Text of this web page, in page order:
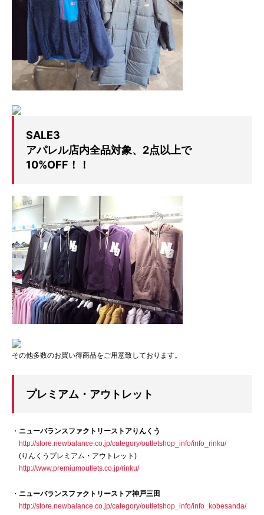
SALE3
アパレル店内全品対象、2点以上で
10%OFF！！
その他多数のお買い得商品をご用意致しております。
プレミアム・アウトレット
・ ニューバランスファクトリーストアりんくう
http://store.newbalance.co.jp/category/outletshop_info/info_rinku/
(りんくうプレミアム・アウトレット)
http://www.premiumoutlets.co.jp/rinku/
・ ニューバランスファクトリーストア神戸三田
http://store.newbalance.co.jp/category/outletshop_info/info_kobesanda/